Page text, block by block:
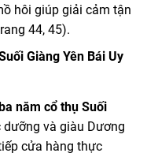
hôi giúp giải cảm tận
44, 45).
Giàng Yên Bái Uy
năm cổ thụ Suối
và giàu Dương
cửa hàng thực